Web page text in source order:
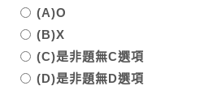
(A)O
(B)X
(C)是非題無C選項
(D)是非題無D選項